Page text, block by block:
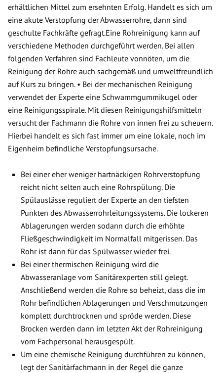
erhältlichen Mittel zum ersehnten Erfolg. Handelt es sich um
eine akute Verstopfung der Abwasserrohre, dann sind
geschulte Fachkräfte gefragt.Eine Rohreinigung kann auf
verschiedene Methoden durchgeführt werden. Bei allen
folgenden Verfahren sind Fachleute vonnöten, um die
Reinigung der Rohre auch sachgemäß und umweltfreundlich
auf Kurs zu bringen. • Bei der mechanischen Reinigung
verwendet der Experte eine Schwammgummikugel oder
eine Reinigungsspirale. Mit diesen Reinigungshilfsmitteln
versucht der Fachmann die Rohre von innen frei zu scheuern.
Hierbei handelt es sich fast immer um eine lokale, noch im
Eigenheim befindliche Verstopfungsursache.
Bei einer eher weniger hartnäckigen Rohrverstopfung
reicht nicht selten auch eine Rohrspülung. Die
Spülauslässe reguliert der Experte an den tiefsten
Punkten des Abwasserrohrleitungssystems. Die lockeren
Ablagerungen werden sodann durch die erhöhte
Fließgeschwindigkeit im Normalfall mitgerissen. Das
Rohr ist dann für das Spülwasser wieder frei.
Bei einer thermischen Reinigung wird die
Abwasseranlage vom Sanitärexperten still gelegt.
Anschließend werden die Rohre so beheizt, dass die im
Rohr befindlichen Ablagerungen und Verschmutzungen
komplett durchtrocknen und spröde werden. Diese
Brocken werden dann im letzten Akt der Rohreinigung
vom Fachpersonal herausgespült.
Um eine chemische Reinigung durchführen zu können,
legt der Sanitärfachmann in der Regel die ganze